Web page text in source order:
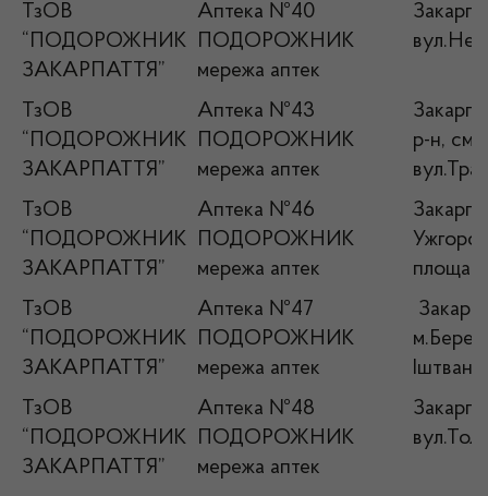
ТзОВ
“ПОДОРОЖНИК
ЗАКАРПАТТЯ”
Аптека №40
ПОДОРОЖНИК
мережа аптек
ТзОВ
“ПОДОРОЖНИК
ЗАКАРПАТТЯ”
Аптека №43
ПОДОРОЖНИК
мережа аптек
р-н,
ТзОВ
“ПОДОРОЖНИК
ЗАКАРПАТТЯ”
Аптека №46
ПОДОРОЖНИК
мережа аптек
площа
ТзОВ
“ПОДОРОЖНИК
ЗАКАРПАТТЯ”
Аптека №47
ПОДОРОЖНИК
мережа аптек
ТзОВ
“ПОДОРОЖНИК
ЗАКАРПАТТЯ”
Аптека №48
ПОДОРОЖНИК
мережа аптек